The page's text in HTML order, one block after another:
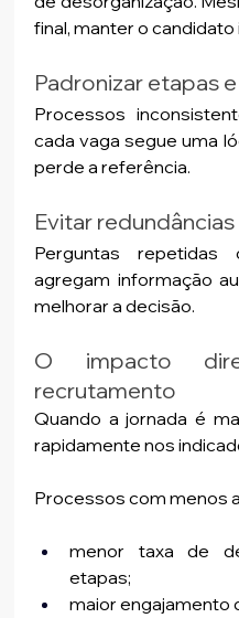
final, manter o
Padronizar etapas
Processos
cada vaga segue uma
perde a referência.
Evitar redundâncias
Perguntas
agregam informação
melhorar a decisão.
O impacto
recrutamento
Quando a jornada é
rapidamente nos
Processos com menos
menor taxa de
etapas;
maior engajamento